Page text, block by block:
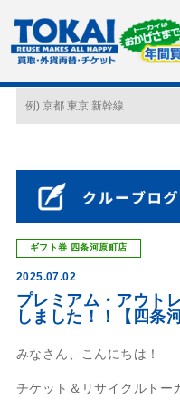
HOME
店長ブログ
プレミアム・アウト
た！！【四条河原町店】
ギフト券 四条河原町店
2025.07.02
プレミアム・アウト
しました！！【四条
みなさん、こんにちは！
チケット＆リサイクルトー